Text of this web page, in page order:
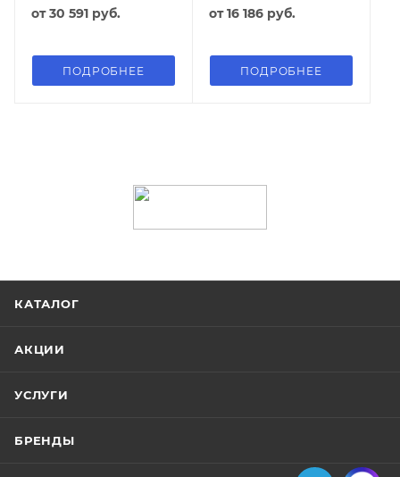
от30 591 руб.
ПОДРОБНЕЕ
от16 186 руб.
ПОДРОБНЕЕ
КАТАЛОГ
АКЦИИ
УСЛУГИ
БРЕНДЫ